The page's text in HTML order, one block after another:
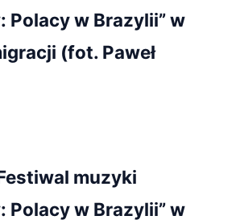
Polacy w Brazylii” w
(fot. Paweł
muzyki
Polacy w Brazylii” w